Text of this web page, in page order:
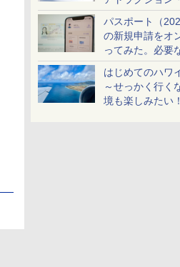
配・来場前に必
パスポート（
の新規申請をオ
ってみた。必要
ホとマイナカー
はじめてのハワ
～せっかく行く
境も楽しみたい